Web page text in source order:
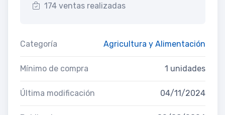
174 ventas realizadas
Categoría Agricultura y Alimentación
Mínimo de compra 1 unidades
Última modificación 04/11/2024